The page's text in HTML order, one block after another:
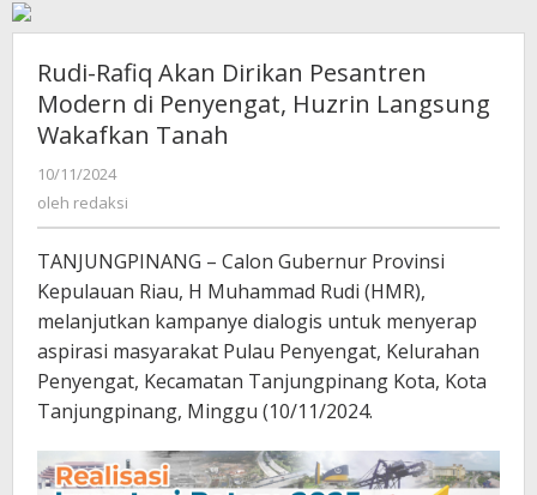
Dirikan
Pesantren
Modern
di
Rudi-Rafiq Akan Dirikan Pesantren
Modern di Penyengat, Huzrin Langsung
Wakafkan Tanah
10/11/2024
redaksi
oleh redaksi
TANJUNGPINANG – Calon Gubernur Provinsi
Kepulauan Riau, H Muhammad Rudi (HMR),
melanjutkan kampanye dialogis untuk menyerap
aspirasi masyarakat Pulau Penyengat, Kelurahan
Penyengat, Kecamatan Tanjungpinang Kota, Kota
Tanjungpinang, Minggu (10/11/2024.